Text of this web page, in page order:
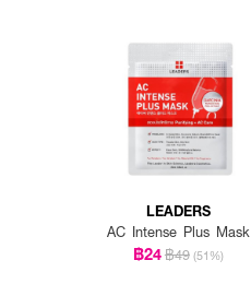
LEADERS
AC Intense Plus Mask
฿24฿49 (51%)